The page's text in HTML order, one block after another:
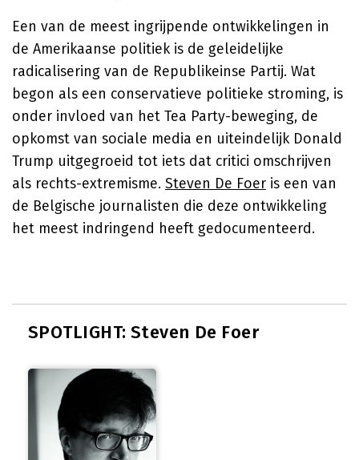
Een van de meest ingrijpende ontwikkelingen in
de Amerikaanse politiek is de geleidelijke
radicalisering van de Republikeinse Partij. Wat
begon als een conservatieve politieke stroming, is
onder invloed van het Tea Party-beweging, de
opkomst van sociale media en uiteindelijk Donald
Trump uitgegroeid tot iets dat critici omschrijven
als rechts-extremisme. Steven De Foer is een van
de Belgische journalisten die deze ontwikkeling
het meest indringend heeft gedocumenteerd.
SPOTLIGHT: Steven De Foer